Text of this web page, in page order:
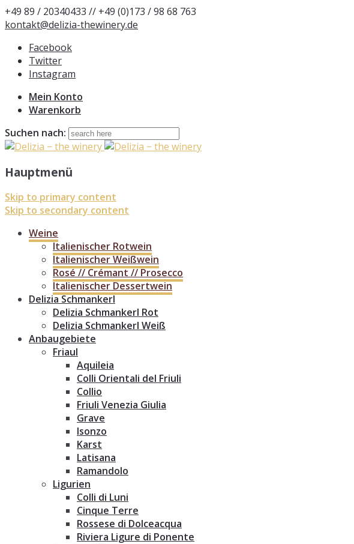
+49 89 / 20340433 // +49 (0)173 / 98 68 763
kontakt@delizia-thewinery.de
Facebook
Twitter
Instagram
Mein Konto
Warenkorb
Suchen nach:
Hauptmenü
Skip to primary content
Skip to secondary content
Weine
Italienischer Rotwein
Italienischer Weißwein
Rosé // Crémant // Prosecco
Italienischer Dessertwein
Delizia Schmankerl
Delizia Schmankerl Rot
Delizia Schmankerl Weiß
Anbaugebiete
Friaul
Aquileia
Colli Orientali del Friuli
Collio
Friuli Venezia Giulia
Grave
Isonzo
Karst
Latisana
Ramandolo
Ligurien
Colli di Luni
Cinque Terre
Rossese di Dolceacqua
Riviera Ligure di Ponente